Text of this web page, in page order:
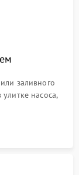
заливного
насоса,
платы
проводки.